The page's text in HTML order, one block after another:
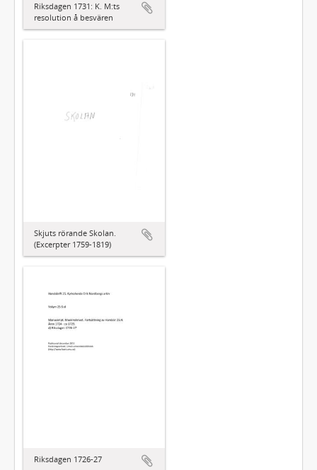
Riksdagen 1731: K. M:ts
resolution å besvären
Skjuts rörande Skolan.
(Excerpter 1759-1819)
Riksdagen 1726-27